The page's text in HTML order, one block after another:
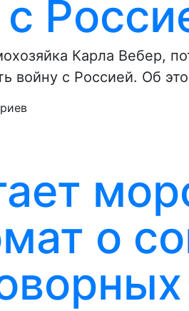
Карла Вебер,
войну с Россией. Об
о